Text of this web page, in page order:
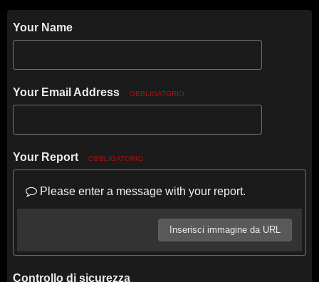
Your Name
Your Email Address OBBLIGATORIO
Your Report OBBLIGATORIO
Please enter a message with your report.
Inserisci immagine da URL
Controllo di sicurezza